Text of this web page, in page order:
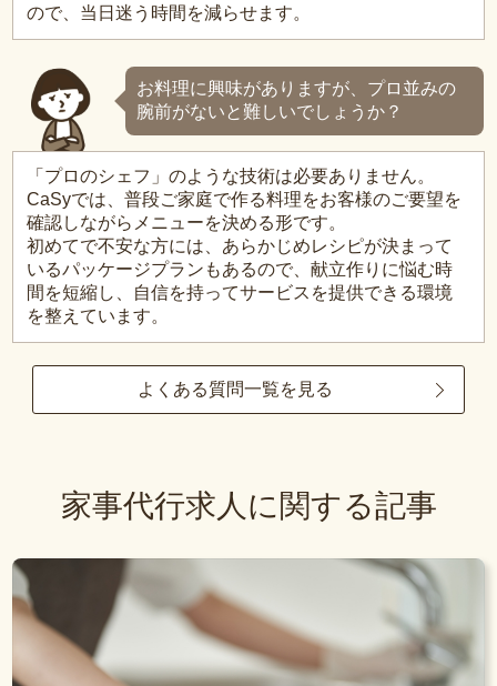
ので、当日迷う時間を減らせます。
お料理に興味がありますが、プロ並みの
腕前がないと難しいでしょうか？
「プロのシェフ」のような技術は必要ありません。
CaSyでは、普段ご家庭で作る料理をお客様のご要望を
確認しながらメニューを決める形です。
初めてで不安な方には、あらかじめレシピが決まって
いるパッケージプランもあるので、献立作りに悩む時
間を短縮し、自信を持ってサービスを提供できる環境
を整えています。
よくある質問一覧を見る
家事代行求人に関する記事